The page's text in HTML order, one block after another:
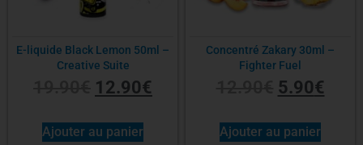
E-liquide Black Lemon 50ml –
Creative Suite
12.90€
Ajouter au panier
Concentré Zakary 30ml –
Fighter Fuel
5.90€
Ajouter au panier